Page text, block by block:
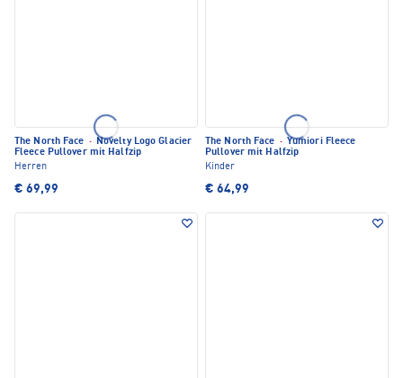
The North Face · Novelty Logo Glacier
Fleece Pullover mit Halfzip
Herren
€ 69,99
The North Face · Yumiori Fleece
Pullover mit Halfzip
Kinder
€ 64,99